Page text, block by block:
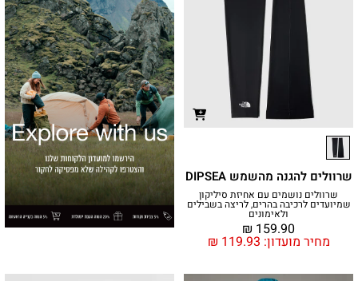
שרוולים להגנה מהשמש DIPSEA
שרוולים נושמים עם אחיזת סיליקון
שמיועדים לרכיבה בהרים, לריצה בשבילים
ולאימונים
מחיר מועדון: ₪ 119.93
₪ 159.90